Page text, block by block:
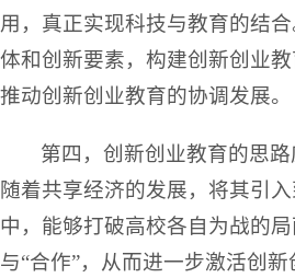
用，真正实现科技与教育的结
体和创新要素，构建创新创业教
推动创新创业教育的协调发展。
第四，创新创业教育的思路
随着共享经济的发展，将其引
中，能够打破高校各自为战的
与“合作”，从而进一步激活创